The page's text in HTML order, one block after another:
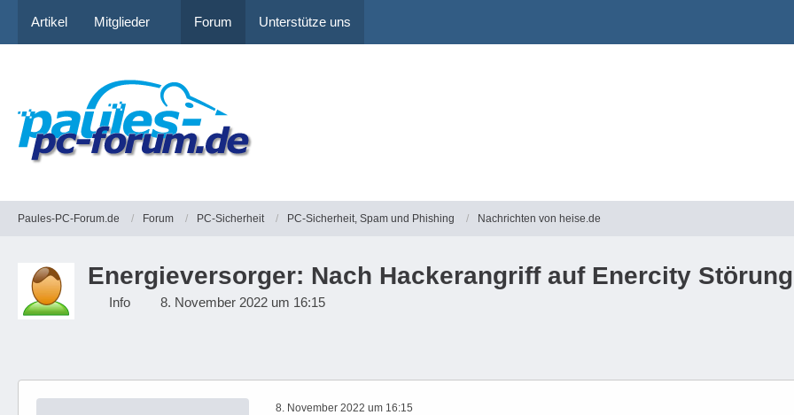
Artikel Mitglieder Forum Unterstütze uns
Paules-PC-Forum.de Forum PC-Sicherheit PC-Sicherheit, Spam und Phishing Nachrichten von heise.de
Energieversorger: Nach Hackerangriff auf Enercity
Info 8. November 2022 um 16:15
8. November 2022 um 16:15